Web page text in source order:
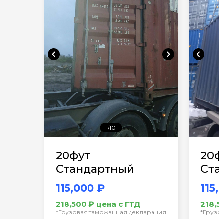
chevron_left chevron_right
1/10
20фут
Стандартный
115,000 ₽
218,500 ₽ цена с ГТД
*Грузовая таможенная декларация
chevron_left